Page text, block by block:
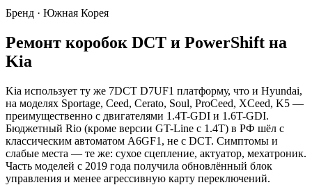
Бренд · Южная Корея
Ремонт коробок DCT и PowerShift на
Kia
Kia использует ту же 7DCT D7UF1 платформу, что и Hyundai,
на моделях Sportage, Ceed, Cerato, Soul, ProCeed, XCeed, K5 —
преимущественно с двигателями 1.4T-GDI и 1.6T-GDI.
Бюджетный Rio (кроме версии GT-Line с 1.4T) в РФ шёл с
классическим автоматом A6GF1, не с DCT. Симптомы и
слабые места — те же: сухое сцепление, актуатор, мехатроник.
Часть моделей с 2019 года получила обновлённый блок
управления и менее агрессивную карту переключений.